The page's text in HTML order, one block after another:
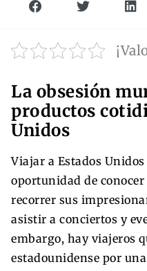
La obsesión
productos
Unidos
Viajar a Estados
oportunidad de
recorrer sus
asistir a conciertos y
embargo, hay viajeros
estadounidense por